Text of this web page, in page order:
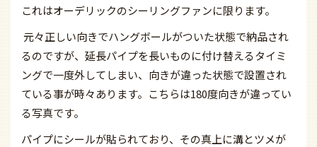
これはオーデリックのシーリングファンに限ります。
元々正しい向きでハングボールがついた状態で納品され
るのですが、延長パイプを長いものに付け替えるタイミ
ングで一度外してしまい、向きが違った状態で設置され
ている事が時々あります。こちらは180度向きが違ってい
る写真です。
パイプにシールが貼られており、その真上に溝とツメが